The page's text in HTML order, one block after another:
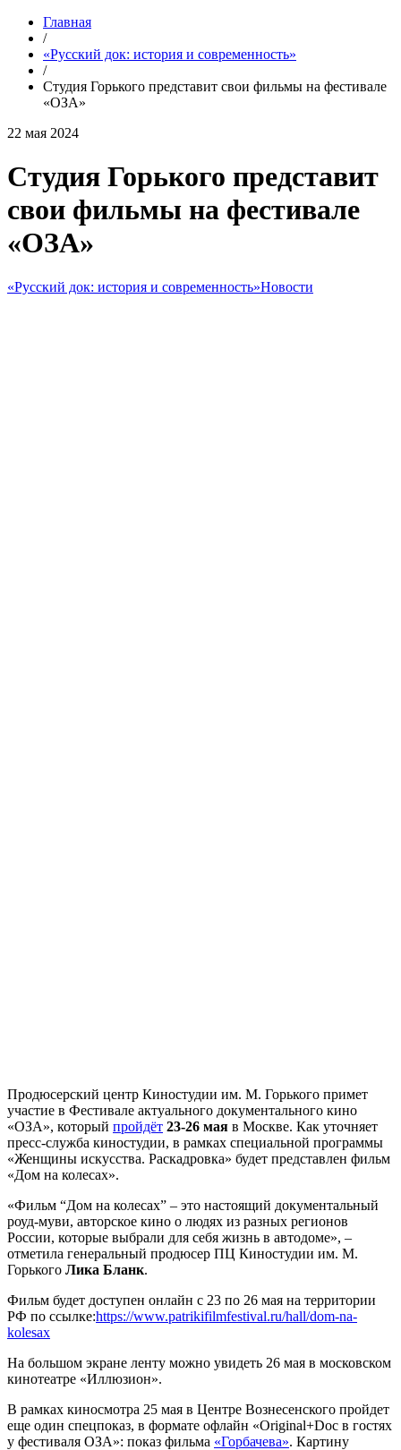
Главная
/
«Русский док: история и современность»
/
Студия Горького представит свои фильмы на фестивале
«ОЗА»
22 мая 2024
Студия Горького представит
свои фильмы на фестивале
«ОЗА»
«Русский док: история и современность»Новости
Продюсерский центр Киностудии им. М. Горького примет
участие в Фестивале актуального документального кино
«ОЗА», который пройдёт 23-26 мая в Москве. Как уточняет
пресс-служба киностудии, в рамках специальной программы
«Женщины искусства. Раскадровка» будет представлен фильм
«Дом на колесах».
«Фильм “Дом на колесах” – это настоящий документальный
роуд-муви, авторское кино о людях из разных регионов
России, которые выбрали для себя жизнь в автодоме», –
отметила генеральный продюсер ПЦ Киностудии им. М.
Горького Лика Бланк.
Фильм будет доступен онлайн с 23 по 26 мая на территории
РФ по ссылке:https://www.patrikifilmfestival.ru/hall/dom-na-
kolesax
На большом экране ленту можно увидеть 26 мая в московском
кинотеатре «Иллюзион».
В рамках киносмотра 25 мая в Центре Вознесенского пройдет
еще один спецпоказ, в формате офлайн «Original+Doc в гостях
у фестиваля ОЗА»: показ фильма «Горбачева». Картину